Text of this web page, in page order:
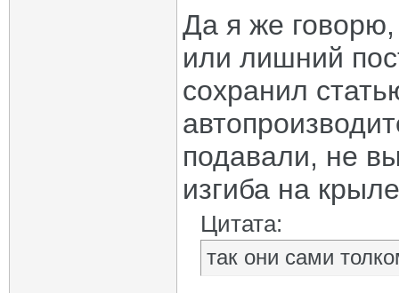
Да я же говорю,
или лишний
сохранил
подавали, не
изгиба на
Цитата:
так они сами